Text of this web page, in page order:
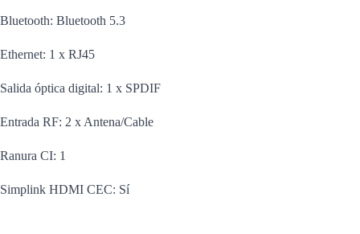
Bluetooth: Bluetooth 5.3
Ethernet: 1 x RJ45
Salida óptica digital: 1 x SPDIF
Entrada RF: 2 x Antena/Cable
Ranura CI: 1
Simplink HDMI CEC: Sí